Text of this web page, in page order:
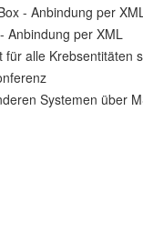
- Anbindung per
Anbindung per XML
für alle Krebsentitäten
Systemen über